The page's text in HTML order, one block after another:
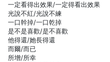
一定看得出效果/一定得看出效果
光說不紅/光說不練
一口幹掉/一口乾掉
是不是喜歡/是不喜歡
他得還/她長得還
而爾/而已
所增/所幸